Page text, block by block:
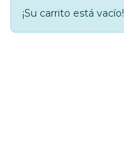
¡Su carrito está vacío!